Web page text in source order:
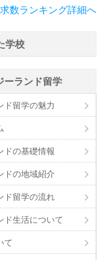
数ランキング詳細へ
学校
ーランド留学
ド留学の魅力
ドの基礎情報
ドの地域紹介
ド留学の流れ
ド生活について
て